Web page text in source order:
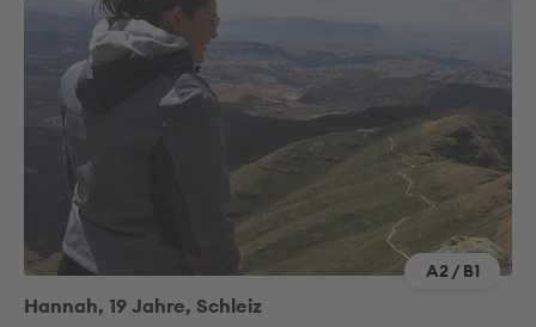
A2 / B1
Hannah, 19 Jahre, Schleiz